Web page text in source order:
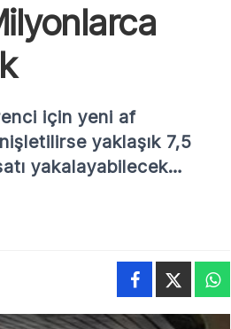
için yeni af
yaklaşık 7,5
yakalayabilecek…